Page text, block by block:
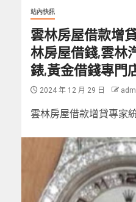
站內快訊
雲林房屋借款增
林房屋借錢,雲林
錶,黃金借錢專門
2024 年 12 月 29 日
雲林房屋借款增貸專家